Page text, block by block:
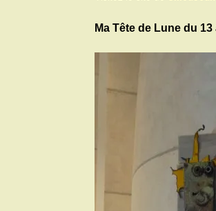
Ma Tête de Lune du